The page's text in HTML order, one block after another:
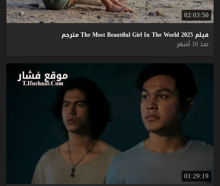
02:03:50
فيلم The Most Beautiful Girl In The World 2025
مترجم
منذ 10 أشهر
01:29:19